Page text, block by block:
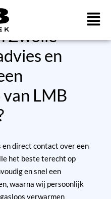
Zwolle
en
LMB
en direct contact over een
het beste terecht op
en snel een
waarna wij persoonlijk
verwarmen